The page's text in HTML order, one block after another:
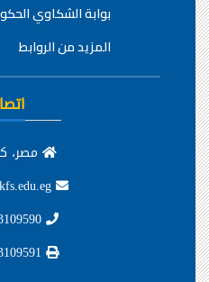
بوابة الشكاوي
المزيد من الروابط
مصر،